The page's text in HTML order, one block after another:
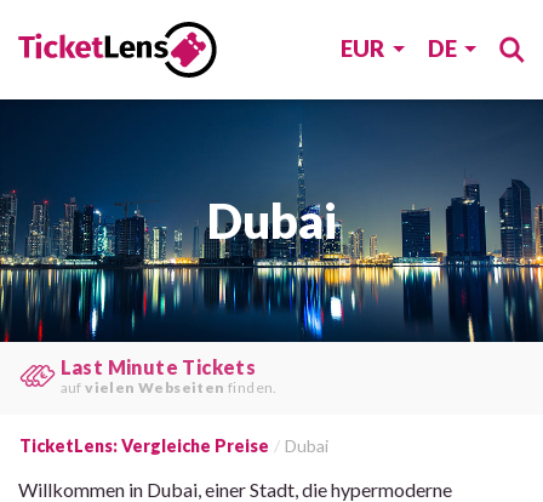
EUR DE
Dubai
Preise vergleichen
undZeit & Geldsparen.
TicketLens: Vergleiche Preise Dubai
Willkommen in Dubai, einer Stadt, die hypermoderne